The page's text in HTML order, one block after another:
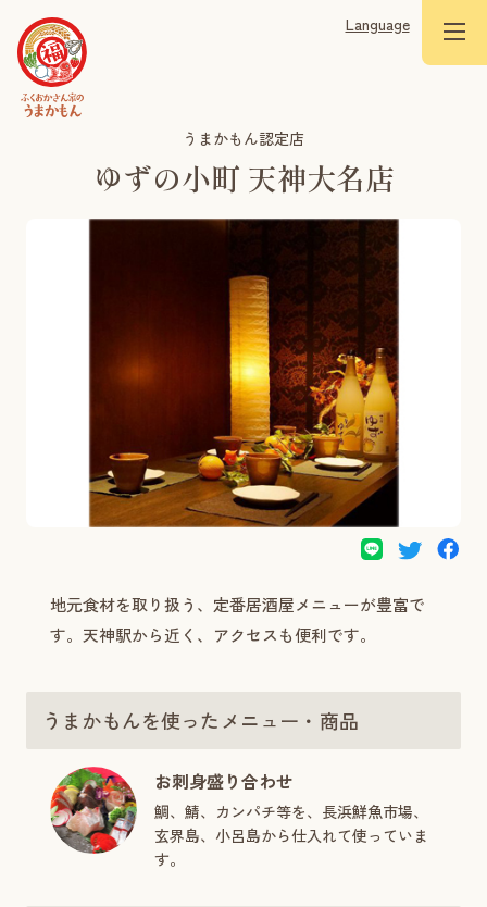
Language
うまかもん認定店
ゆずの小町 天神大名店
地元食材を取り扱う、定番居酒屋メニューが豊富で
す。天神駅から近く、アクセスも便利です。
うまかもんを使ったメニュー・商品
お刺身盛り合わせ
鯛、鯖、カンパチ等を、長浜鮮魚市場、
玄界島、小呂島から仕入れて使っていま
す。